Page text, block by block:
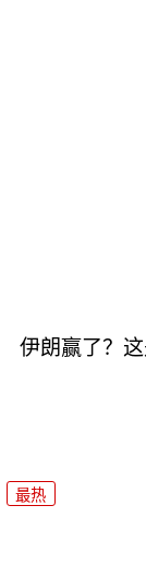
伊朗赢了？
最热